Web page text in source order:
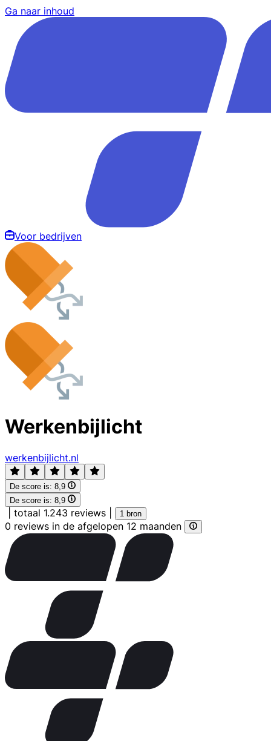
Ga naar inhoud
Voor bedrijven
Werkenbijlicht
werkenbijlicht.nl
De score is: 8,9
De score is: 8,9
totaal 1.243 reviews 1 bron
0 reviews in de afgelopen 12 maanden